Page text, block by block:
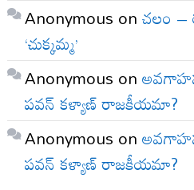
Anonymous onచలం –
‘చుక్కమ్మ’
Anonymous on
పవన్ కళ్యాణ్ రాజకీయమా?
Anonymous on
పవన్ కళ్యాణ్ రాజకీయమా?